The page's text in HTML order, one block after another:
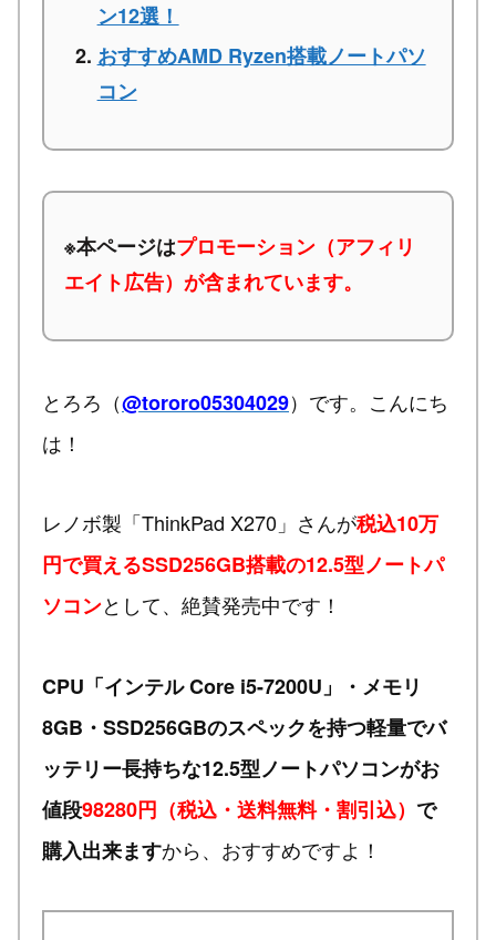
ン12選！
おすすめAMD Ryzen搭載ノートパソ
コン
※本ページはプロモーション（アフィリ
エイト広告）が含まれています。
とろろ（@tororo05304029）です。こんにち
は！
レノボ製「ThinkPad X270」さんが税込10万
円で買えるSSD256GB搭載の12.5型ノートパ
ソコンとして、絶賛発売中です！
CPU「インテル Core i5-7200U」・メモリ
8GB・SSD256GBのスペックを持つ軽量でバ
ッテリー長持ちな12.5型ノートパソコンがお
値段98280円（税込・送料無料・割引込） で
購入出来ますから、おすすめですよ！